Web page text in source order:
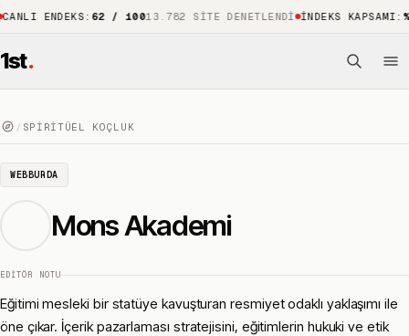
:62 / 100 13.782 SITE DENETLENDI İNDEKS KAPSAMI:%88
1st.
/ SPIRITÜEL KOÇLUK
WEBBURDA
Mons Akademi
EDITÖR NOTU
Eğitimi mesleki bir statüye kavuşturan resmiyet odaklı yaklaşımı ile
öne çıkar. İçerik pazarlaması stratejisini, eğitimlerin hukuki ve etik